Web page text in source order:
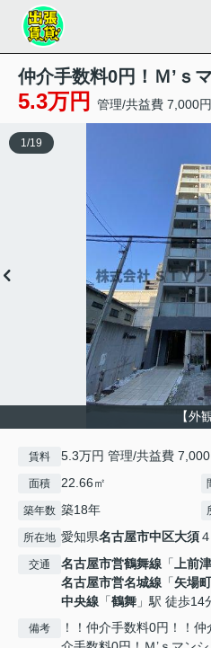
仲介手数料0円！Ｍ’ｓ
5.3万円 管理/共益費 7,000円
【外
1 /19
賃料 5.3万円 管理/共益費 7,000
面積 22.66㎡
築年数 築18年
所在地 愛知県名古屋市中区大須
交通 名古屋市営鶴舞線 「 上前津
名古屋市営名城線 「矢場町
中央線 「鶴舞 」駅 徒歩14
備考
！！仲介手数料0円！！仲